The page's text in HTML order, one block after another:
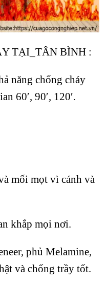
TẠI_TÂN BÌNH :
năng chống cháy
60′, 90′, 120′.
mối mọt vì cánh và
khắp mọi nơi.
phủ Melamine,
và chống trầy tốt.